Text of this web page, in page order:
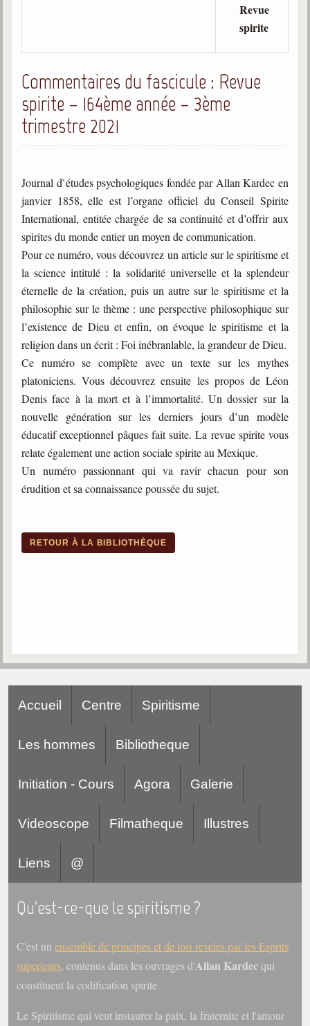
Revue
spirite
Commentaires du fascicule : Revue
spirite – 164ème année – 3ème
trimestre 2021
Journal d`études psychologiques fondée par Allan Kardec en
janvier 1858, elle est l’organe officiel du Conseil Spirite
International, entitée chargée de sa continuité et d’offrir aux
spirites du monde entier un moyen de communication.
Pour ce numéro, vous découvrez un article sur le spiritisme et
la science intitulé : la solidarité universelle et la splendeur
éternelle de la création, puis un autre sur le spiritisme et la
philosophie sur le thème : une perspective philosophique sur
l’existence de Dieu et enfin, on évoque le spiritisme et la
religion dans un écrit : Foi inébranlable, la grandeur de Dieu.
Ce numéro se complète avec un texte sur les mythes
platoniciens. Vous découvrez ensuite les propos de Léon
Denis face à la mort et à l’immortalité. Un dossier sur la
nouvelle génération sur les derniers jours d’un modèle
éducatif exceptionnel pâques fait suite. La revue spirite vous
relate également une action sociale spirite au Mexique.
Un numéro passionnant qui va ravir chacun pour son
érudition et sa connaissance poussée du sujet.
RETOUR À LA BIBLIOTHÈQUE
Accueil Centre Spiritisme
Les hommes Bibliotheque
Initiation - Cours Agora Galerie
Videoscope Filmatheque Illustres
Liens @
Qu'est-ce-que le spiritisme ?
C'est un ensemble de principes et de lois reveles par les Esprits
superieurs, contenus dans les ouvrages d'Allan Kardecqui
constituent la codification spirite.
Le Spiritisme qui veut instaurer la paix, la fraternite et l'amour